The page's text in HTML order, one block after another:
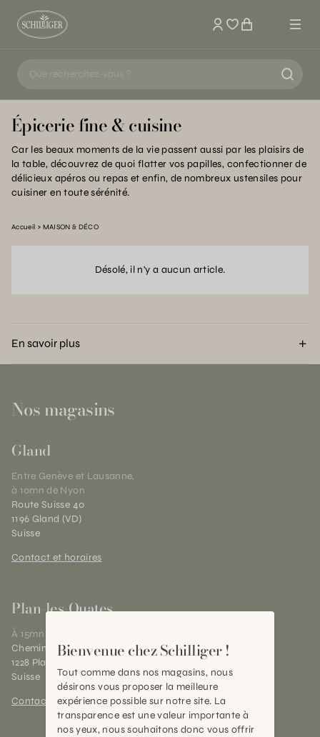
Mon compte
Épicerie fine & cuisine
Car les beaux moments de la vie passent aussi par les plaisirs de
la table, découvrez de quoi flatter vos papilles, confectionner de
délicieux apéros ou repas et enfin, de nombreux ustensiles pour
cuisiner en toute sérénité.
Accueil MAISON & DÉCO
Désolé, il n'y a aucun article.
En savoir plus
Nos magasins
Gland
Entre Genève et Lausanne,
à 10mn de Nyon
Route Suisse 40
1196 Gland (VD)
Suisse
Contact et horaires
Plan-les-Ouates
À 15mn du centre de Genève
Chemin des Charrotons 25
1228 Plan-les-Ouates (GE)
Suisse
Contact et horaires
Bienvenue chez Schilliger !
Tout comme dans nos magasins, nous
désirons vous proposer la meilleure
expérience possible sur notre site. La
transparence est une valeur importante à
nos yeux, nous souhaitons donc vous offrir